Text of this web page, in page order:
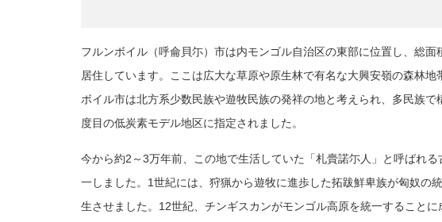
フルンボイル（呼侖貝尓）市は内モンゴル自治区の東部に位置し、総
居住しています。ここは広大な草原や原生林で有名な大興安嶺の森林
ボイル市は北方系少数民族や遊牧民族の発祥の地と考えられ、多民族
度目の低炭素モデル地区に指定されました。
今から約2～3万年前、この地で生活していた「札賷諾尓人」と呼ばれ
一しました。1世紀には、狩猟から遊牧に進歩した拓跋鮮卑族が匈奴の
生させました。12世紀、チンギスカンがモンゴル高原を統一すること